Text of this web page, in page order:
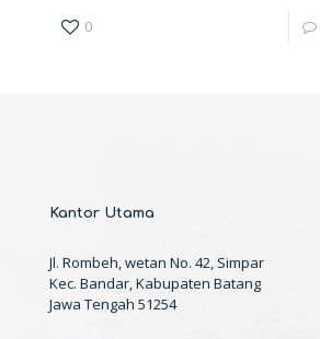
0
Kantor Utama
Jl. Rombeh, wetan No. 42, Simpar
Kec. Bandar, Kabupaten Batang
Jawa Tengah 51254